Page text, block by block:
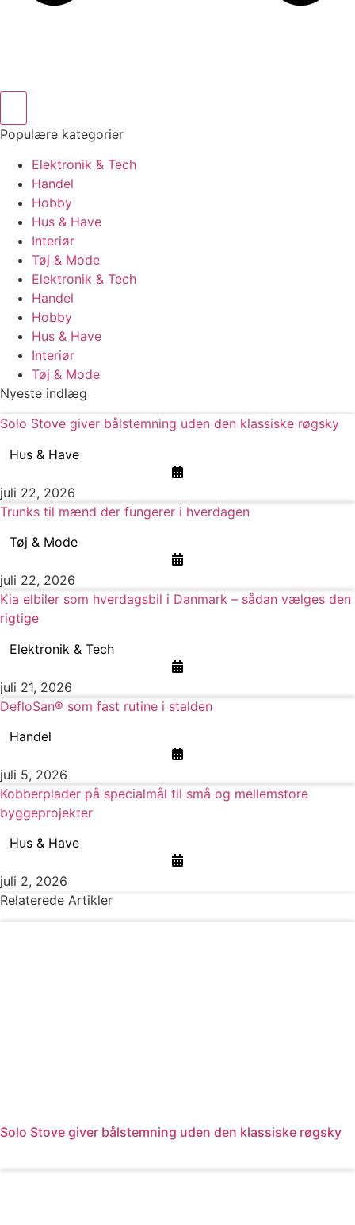
Populære kategorier
Elektronik & Tech
Handel
Hobby
Hus & Have
Interiør
Tøj & Mode
Elektronik & Tech
Handel
Hobby
Hus & Have
Interiør
Tøj & Mode
Nyeste indlæg
Solo Stove giver bålstemning uden den klassiske røgsky
Hus & Have
juli 22, 2026
Trunks til mænd der fungerer i hverdagen
Tøj & Mode
juli 22, 2026
Kia elbiler som hverdagsbil i Danmark – sådan vælges den
rigtige
Elektronik & Tech
juli 21, 2026
DefloSan® som fast rutine i stalden
Handel
juli 5, 2026
Kobberplader på specialmål til små og mellemstore
byggeprojekter
Hus & Have
juli 2, 2026
Relaterede Artikler
Solo Stove giver bålstemning uden den klassiske røgsky